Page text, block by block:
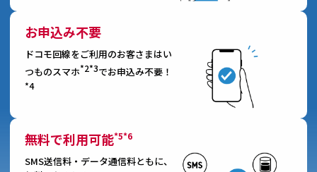
お申込み不要
ドコモ回線をご利用のお客さまはい
つものスマホ*2*3でお申込み不要！
*4
無料で利用可能*5*6
SMS送信料・データ通信料ともに、